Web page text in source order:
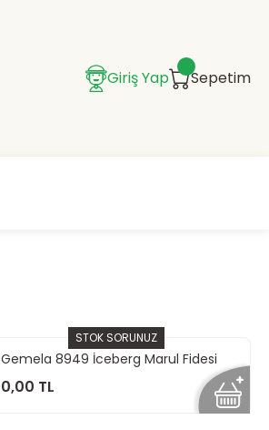
Giriş Yap Sepetim
STOK SORUNUZ
Gemela 8949 İceberg Marul Fidesi
0,00 TL